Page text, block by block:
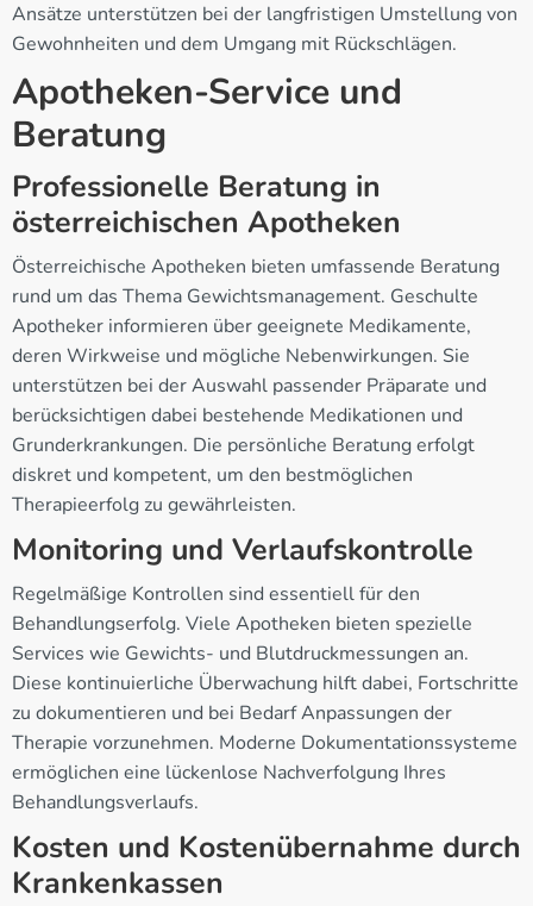
Ansätze unterstützen bei der langfristigen Umstellung von
Gewohnheiten und dem Umgang mit Rückschlägen.
Apotheken-Service und
Beratung
Professionelle Beratung in
österreichischen Apotheken
Österreichische Apotheken bieten umfassende Beratung
rund um das Thema Gewichtsmanagement. Geschulte
Apotheker informieren über geeignete Medikamente,
deren Wirkweise und mögliche Nebenwirkungen. Sie
unterstützen bei der Auswahl passender Präparate und
berücksichtigen dabei bestehende Medikationen und
Grunderkrankungen. Die persönliche Beratung erfolgt
diskret und kompetent, um den bestmöglichen
Therapieerfolg zu gewährleisten.
Monitoring und Verlaufskontrolle
Regelmäßige Kontrollen sind essentiell für den
Behandlungserfolg. Viele Apotheken bieten spezielle
Services wie Gewichts- und Blutdruckmessungen an.
Diese kontinuierliche Überwachung hilft dabei, Fortschritte
zu dokumentieren und bei Bedarf Anpassungen der
Therapie vorzunehmen. Moderne Dokumentationssysteme
ermöglichen eine lückenlose Nachverfolgung Ihres
Behandlungsverlaufs.
Kosten und Kostenübernahme durch
Krankenkassen